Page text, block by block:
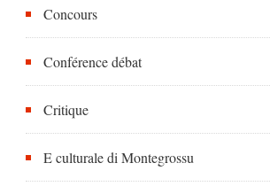
Concours
Conférence débat
Critique
E culturale di Montegrossu